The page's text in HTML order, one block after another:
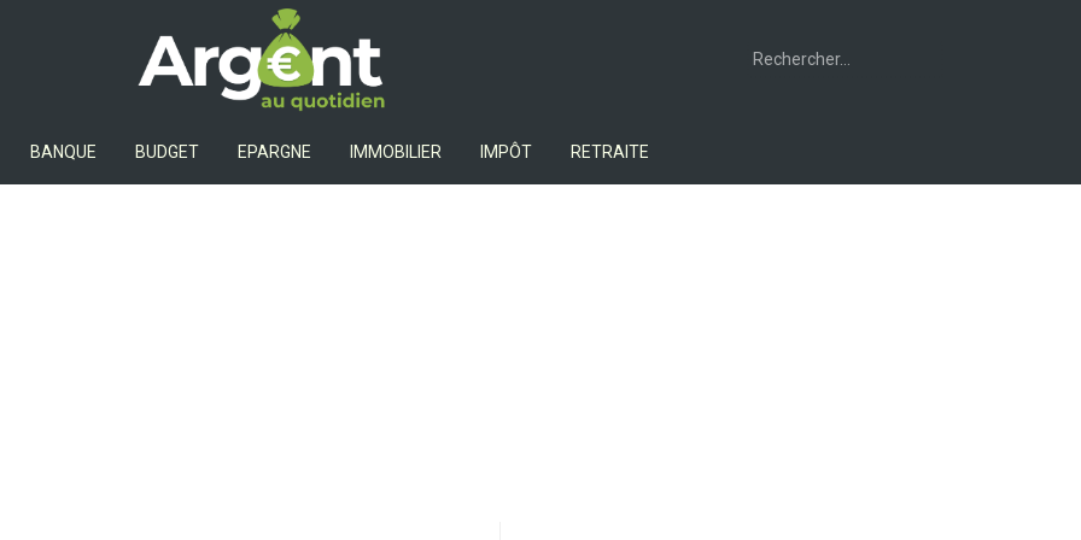
Argent Au Quotidien
Rechercher :
BANQUE BUDGET EPARGNE IMMOBILIER IMPÔT RETRAITE